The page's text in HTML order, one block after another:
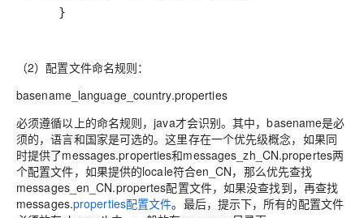
    }
（2）配置文件命名规则：
basename_language_country.properties
必须遵循以上的命名规则，java才会识别。其中，basename是必
须的，语言和国家是可选的。这里存在一个优先级概念，如果同
时提供了messages.properties和messages_zh_CN.propertes两
个配置文件，如果提供的locale符合en_CN，那么优先查找
messages_en_CN.propertes配置文件，如果没查找到，再查找
messages.properties配置文件。最后，提示下，所有的配置文件